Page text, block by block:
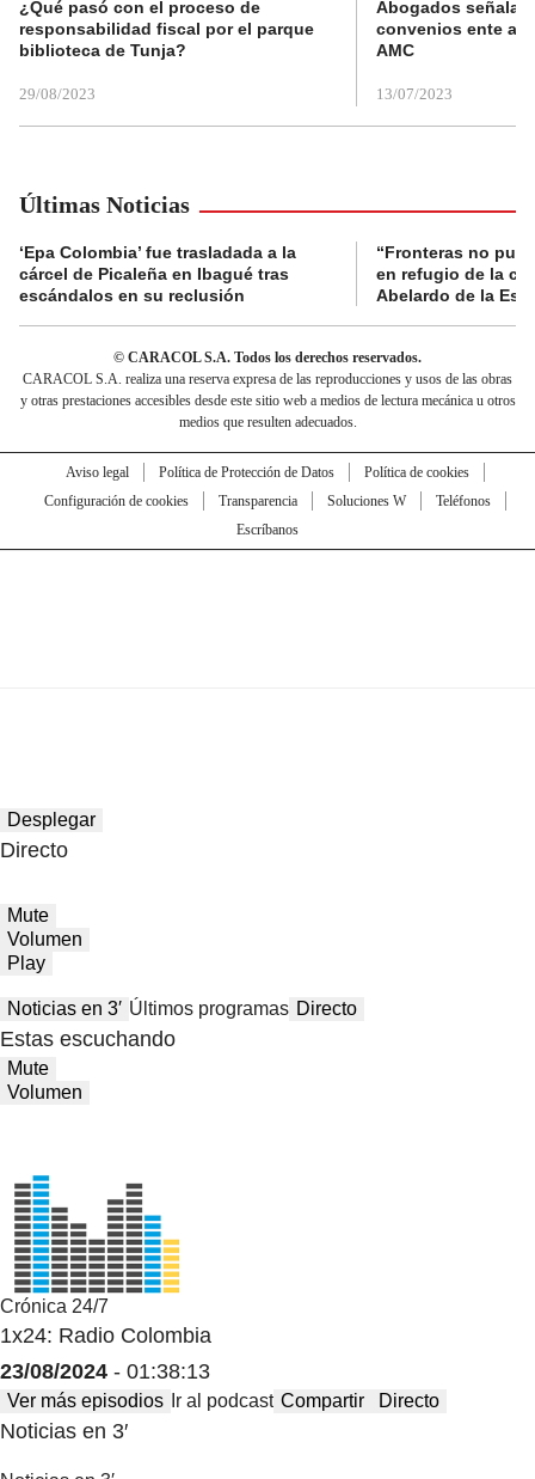
¿Qué pasó con el proceso de
responsabilidad fiscal por el parque
biblioteca de Tunja?
29/08/2023
Abogados
convenios ente
AMC
13/07/2023
Últimas Noticias
‘Epa Colombia’ fue trasladada a la
cárcel de Picaleña en Ibagué tras
escándalos en su reclusión
“Fronteras no
en refugio de la
Abelardo de la
© CARACOL S.A. Todos los derechos reservados.
CARACOL S.A. realiza una reserva expresa de las reproducciones y usos de las obras
y otras prestaciones accesibles desde este sitio web a medios de lectura mecánica u otros
medios que resulten adecuados.
Aviso legal Política de Protección de Datos
Política de cookies
Configuración de cookies
Transparencia Soluciones W
Teléfonos
Escríbanos
Desplegar
Directo
Mute
Volumen
Play
Noticias en 3′ Últimos programas Directo
Estas escuchando
Mute
Volumen
Crónica 24/7
1x24: Radio Colombia
23/08/2024 - 01:38:13
Ver más episodios Ir al podcast Compartir Directo
Noticias en 3′